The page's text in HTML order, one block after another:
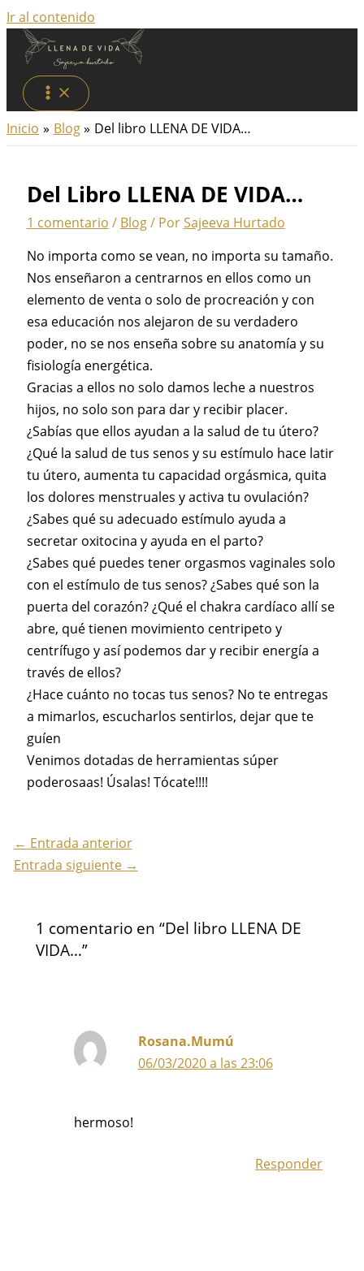
Ir al contenido
Inicio Blog Del libro LLENA DE VIDA…
Del Libro LLENA DE VIDA…
1 comentario / Blog/ PorSajeeva Hurtado
No importa como se vean, no importa su tamaño.
Nos enseñaron a centrarnos en ellos como un
elemento de venta o solo de procreación y con
esa educación nos alejaron de su verdadero
poder, no se nos enseña sobre su anatomía y su
fisiología energética.
Gracias a ellos no solo damos leche a nuestros
hijos, no solo son para dar y recibir placer.
¿Sabías que ellos ayudan a la salud de tu útero?
¿Qué la salud de tus senos y su estímulo hace latir
tu útero, aumenta tu capacidad orgásmica, quita
los dolores menstruales y activa tu ovulación?
¿Sabes qué su adecuado estímulo ayuda a
secretar oxitocina y ayuda en el parto?
¿Sabes qué puedes tener orgasmos vaginales solo
con el estímulo de tus senos? ¿Sabes qué son la
puerta del corazón? ¿Qué el chakra cardíaco allí se
abre, qué tienen movimiento centripeto y
centrífugo y así podemos dar y recibir energía a
través de ellos?
¿Hace cuánto no tocas tus senos? No te entregas
a mimarlos, escucharlos sentirlos, dejar que te
guíen
Venimos dotadas de herramientas súper
poderosaas! Úsalas! Tócate!!!!
← Entrada anterior
Entrada siguiente →
1 comentario en “Del libro LLENA DE
VIDA…”
Rosana.Mumú
06/03/2020 a las 23:06
hermoso!
Responder